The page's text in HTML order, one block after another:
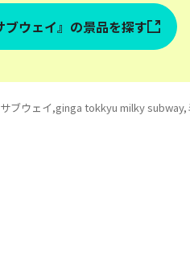
ウェイ』の景品を探す
ウェイ,ginga tokkyu milky